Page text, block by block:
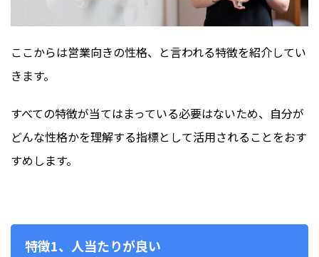
ここからは営業向きの性格、と言われる特徴を紹介してい
きます。
すべての特徴が当てはまっている必要はないため、自分が
どんな性格かを理解する指標として活用されることをおす
すめします。
特徴1、人当たりが良い